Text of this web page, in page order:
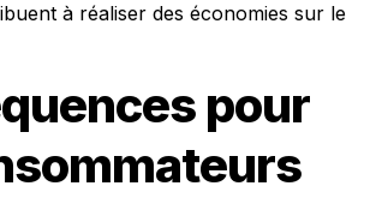
à réaliser des économies sur le
pour